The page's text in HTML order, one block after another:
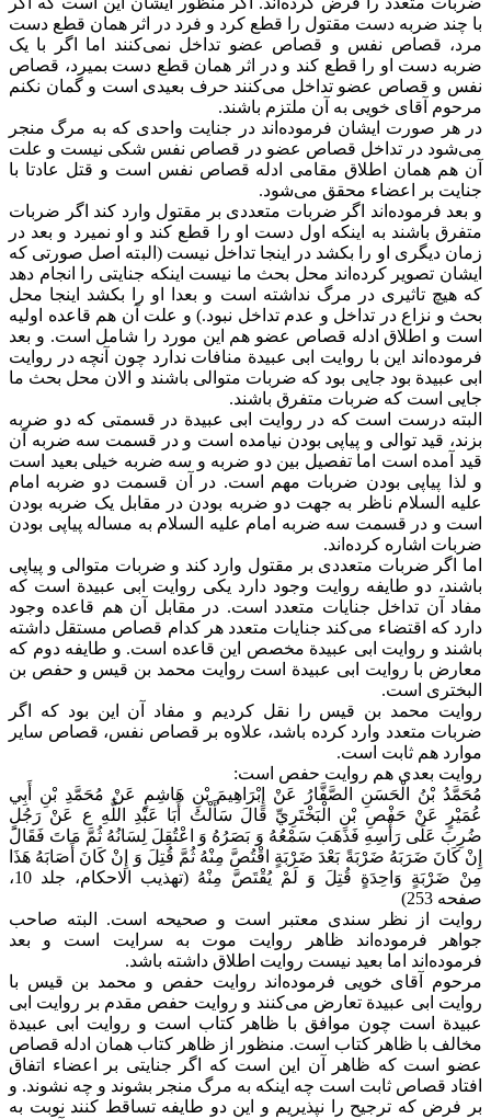
با چند ضربه دست مقتول را قطع کرد و فرد در اثر همان قطع دست
مرد، قصاص نفس و قصاص عضو تداخل نمی‌کنند اما اگر با یک
ضربه دست او را قطع کند و در اثر همان قطع دست بمیرد، قصاص
نفس و قصاص عضو تداخل می‌کنند حرف بعیدی است و گمان نکنم
مرحوم آقای خویی به آن ملتزم باشند.
در هر صورت ایشان فرموده‌اند در جنایت واحدی که به مرگ منجر
می‌شود در تداخل قصاص عضو در قصاص نفس شکی نیست و علت
آن هم همان اطلاق مقامی ادله قصاص نفس است و قتل عادتا با
جنایت بر اعضاء محقق می‌شود.
و بعد فرموده‌اند اگر ضربات متعددی بر مقتول وارد کند اگر ضربات
متفرق باشند به اینکه اول دست او را قطع کند و او نمیرد و بعد در
زمان دیگری او را بکشد در اینجا تداخل نیست (البته اصل صورتی که
ایشان تصویر کرده‌اند محل بحث ما نیست اینکه جنایتی را انجام دهد
که هیچ تاثیری در مرگ نداشته است و بعدا او را بکشد اینجا محل
بحث و نزاع در تداخل و عدم تداخل نبود.) و علت آن هم قاعده اولیه
است و اطلاق ادله قصاص عضو هم این مورد را شامل است. و بعد
فرموده‌اند این با روایت ابی عبیدة منافات ندارد چون آنچه در روایت
ابی عبیدة بود جایی بود که ضربات متوالی باشند و الان محل بحث ما
جایی است که ضربات متفرق باشند.
البته درست است که در روایت ابی عبیدة در قسمتی که دو ضربه
بزند، قید توالی و پیاپی بودن نیامده است و در قسمت سه ضربه آن
قید آمده است اما تفصیل بین دو ضربه و سه ضربه خیلی بعید است
و لذا پیاپی بودن ضربات مهم است. در آن قسمت دو ضربه امام
علیه السلام ناظر به جهت دو ضربه بودن در مقابل یک ضربه بودن
است و در قسمت سه ضربه‌ امام علیه السلام به مساله پیاپی بودن
ضربات اشاره کرده‌اند.
اما اگر ضربات متعددی بر مقتول وارد کند و ضربات متوالی و پیاپی
باشند، دو طایفه روایت وجود دارد یکی روایت ابی عبیدة است که
مفاد آن تداخل جنایات متعدد است. در مقابل آن هم قاعده وجود
دارد که اقتضاء می‌کند جنایات متعدد هر کدام قصاص مستقل داشته
باشند و روایت ابی عبیدة مخصص این قاعده است. و طایفه دوم که
معارض با روایت ابی عبیدة است روایت محمد بن قیس و حفص بن
البختری است.
روایت محمد بن قیس را نقل کردیم و مفاد آن این بود که اگر
ضربات متعدد وارد کرده باشد، علاوه بر قصاص نفس، قصاص سایر
موارد هم ثابت است.
روایت بعدی هم روایت حفص است:
مُحَمَّدُ بْنُ الْحَسَنِ الصَّفَّارُ عَنْ إِبْرَاهِيمَ بْنِ هَاشِمٍ عَنْ مُحَمَّدِ بْنِ أَبِي
عُمَيْرٍ عَنْ حَفْصِ بْنِ الْبَخْتَرِيِّ قَالَ سَأَلْتُ أَبَا عَبْدِ اللَّهِ ع عَنْ رَجُلٍ
ضُرِبَ عَلَى رَأْسِهِ فَذَهَبَ سَمْعُهُ وَ بَصَرُهُ وَ اعْتُقِلَ لِسَانُهُ ثُمَّ مَاتَ فَقَالَ
إِنْ كَانَ ضَرَبَهُ ضَرْبَةً بَعْدَ ضَرْبَةٍ اقْتُصَّ مِنْهُ ثُمَّ قُتِلَ وَ إِنْ كَانَ أَصَابَهُ هَذَا
مِنْ ضَرْبَةٍ وَاحِدَةٍ قُتِلَ وَ لَمْ يُقْتَصَّ مِنْهُ‌ (تهذیب الاحکام، جلد 10،
صفحه 253)
روایت از نظر سندی معتبر است و صحیحه است. البته صاحب
جواهر فرموده‌اند ظاهر روایت موت به سرایت است و بعد
فرموده‌اند اما بعید نیست روایت اطلاق داشته باشد.
مرحوم آقای خویی فرموده‌اند روایت حفص و محمد بن قیس با
روایت ابی عبیدة تعارض می‌کنند و روایت حفص مقدم بر روایت ابی
عبیدة است چون موافق با ظاهر کتاب است و روایت ابی عبیدة
مخالف با ظاهر کتاب است. منظور از ظاهر کتاب همان ادله قصاص
عضو است که ظاهر آن این است که اگر جنایتی بر اعضاء اتفاق
افتاد قصاص ثابت است چه اینکه به مرگ منجر بشوند و چه نشوند. و
بر فرض که ترجیح را نپذیریم و این دو طایفه تساقط کنند نوبت به